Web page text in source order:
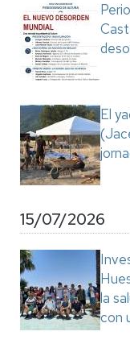
El
15/07/2026
la
con